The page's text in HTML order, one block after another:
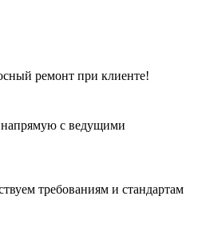
ремонт при клиенте!
напрямую с ведущими
требованиям и стандартам